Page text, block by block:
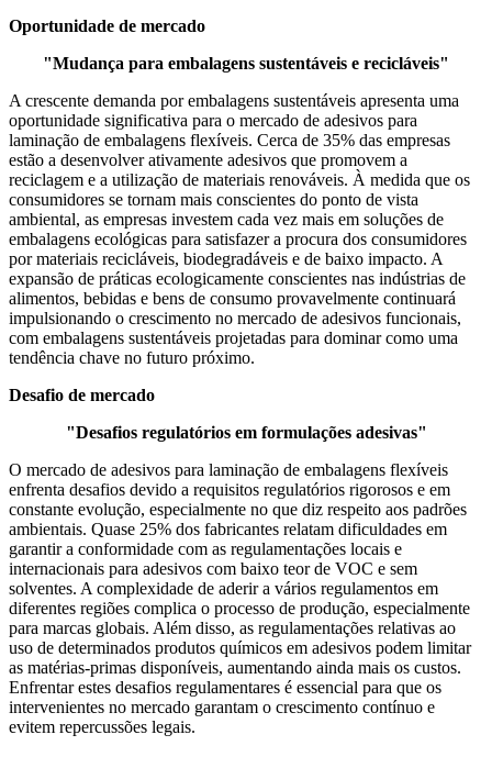
Oportunidade de mercado
"Mudança para embalagens sustentáveis ​​e recicláveis"
A crescente demanda por embalagens sustentáveis ​​apresenta uma
oportunidade significativa para o mercado de adesivos para
laminação de embalagens flexíveis. Cerca de 35% das empresas
estão a desenvolver ativamente adesivos que promovem a
reciclagem e a utilização de materiais renováveis. À medida que os
consumidores se tornam mais conscientes do ponto de vista
ambiental, as empresas investem cada vez mais em soluções de
embalagens ecológicas para satisfazer a procura dos consumidores
por materiais recicláveis, biodegradáveis ​​e de baixo impacto. A
expansão de práticas ecologicamente conscientes nas indústrias de
alimentos, bebidas e bens de consumo provavelmente continuará
impulsionando o crescimento no mercado de adesivos funcionais,
com embalagens sustentáveis ​​projetadas para dominar como uma
tendência chave no futuro próximo.
Desafio de mercado
"Desafios regulatórios em formulações adesivas"
O mercado de adesivos para laminação de embalagens flexíveis
enfrenta desafios devido a requisitos regulatórios rigorosos e em
constante evolução, especialmente no que diz respeito aos padrões
ambientais. Quase 25% dos fabricantes relatam dificuldades em
garantir a conformidade com as regulamentações locais e
internacionais para adesivos com baixo teor de VOC e sem
solventes. A complexidade de aderir a vários regulamentos em
diferentes regiões complica o processo de produção, especialmente
para marcas globais. Além disso, as regulamentações relativas ao
uso de determinados produtos químicos em adesivos podem limitar
as matérias-primas disponíveis, aumentando ainda mais os custos.
Enfrentar estes desafios regulamentares é essencial para que os
intervenientes no mercado garantam o crescimento contínuo e
evitem repercussões legais.